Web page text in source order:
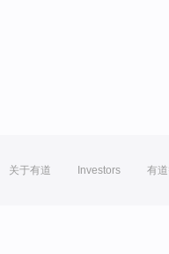
关于有道 Investors 有